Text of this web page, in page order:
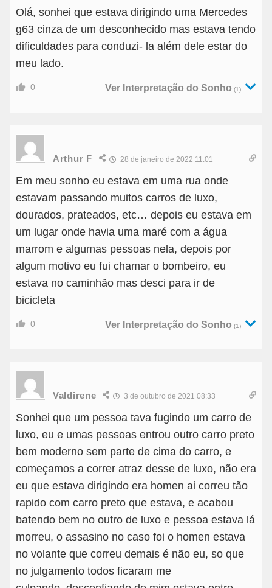
Olá, sonhei que estava dirigindo uma Mercedes
g63 cinza de um desconhecido mas estava tendo
dificuldades para conduzi- la além dele estar do
meu lado.
0 Ver Interpretação do Sonho (1)
Arthur F 28 de janeiro de 2022 11:01
Em meu sonho eu estava em uma rua onde
estavam passando muitos carros de luxo,
dourados, prateados, etc… depois eu estava em
um lugar onde havia uma maré com a água
marrom e algumas pessoas nela, depois por
algum motivo eu fui chamar o bombeiro, eu
estava no caminhão mas desci para ir de
bicicleta
0 Ver Interpretação do Sonho (1)
Valdirene 3 de outubro de 2021 08:33
Sonhei que um pessoa tava fugindo um carro de
luxo, eu e umas pessoas entrou outro carro preto
bem moderno sem parte de cima do carro, e
começamos a correr atraz desse de luxo, não era
eu que estava dirigindo era homen ai correu tão
rapido com carro preto que estava, e acabou
batendo bem no outro de luxo e pessoa estava lá
morreu, o assasino no caso foi o homen estava
no volante que correu demais é não eu, so que
no julgamento todos ficaram me